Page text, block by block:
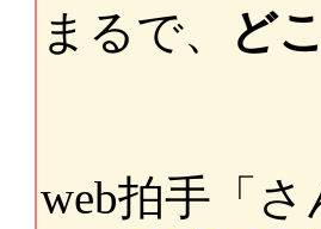
まるで、
ど
web拍手「さ